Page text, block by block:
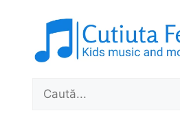
Caută